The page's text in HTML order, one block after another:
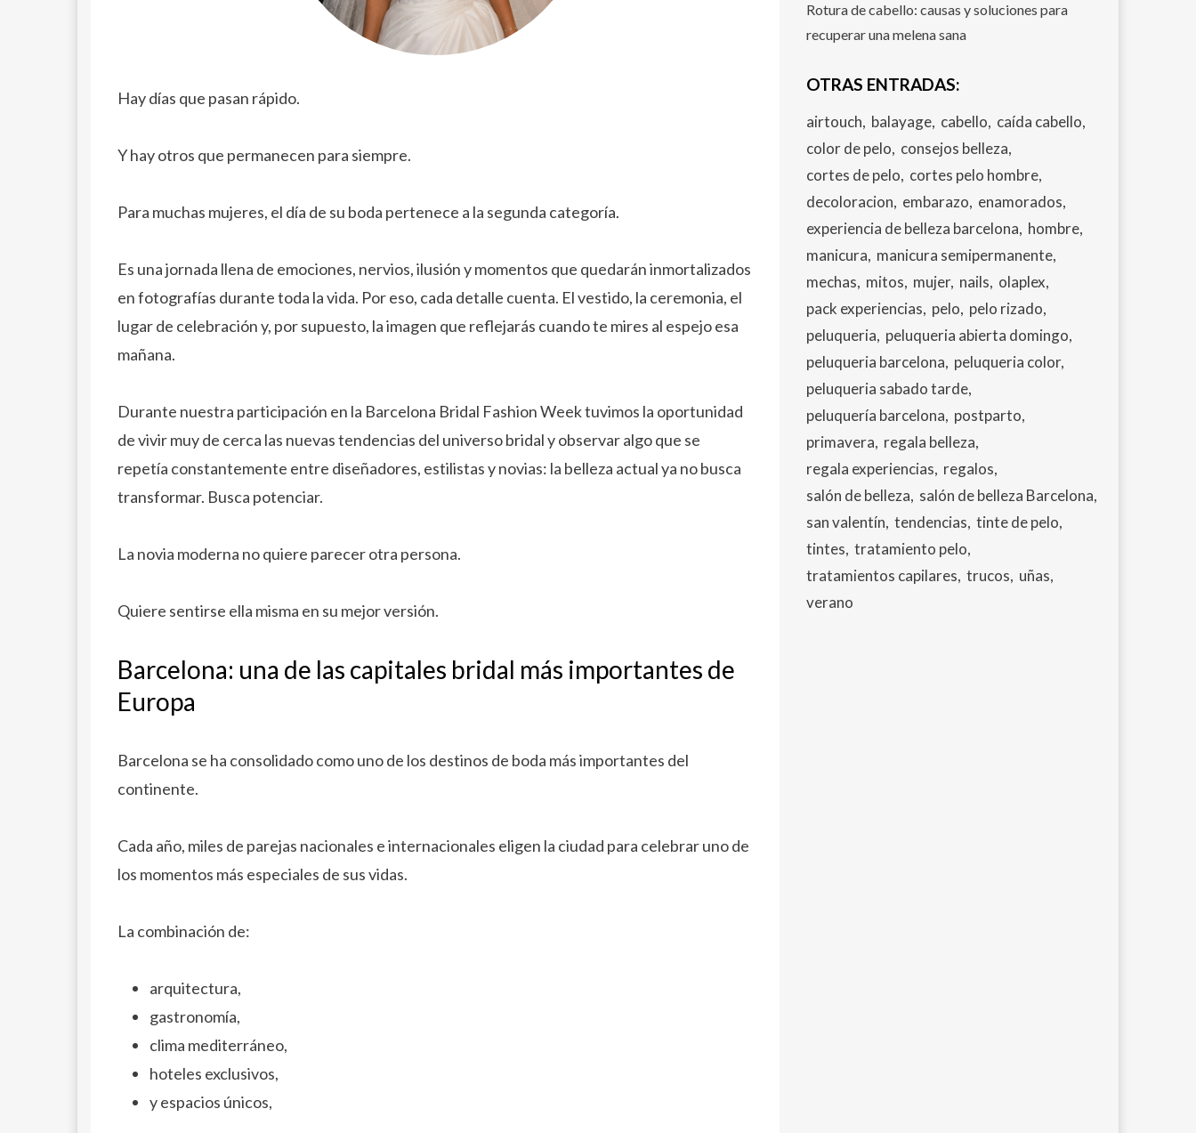
Hay días que pasan rápido.
Y hay otros que permanecen para siempre.
Para muchas mujeres, el día de su boda pertenece a la segunda categoría.
Es una jornada llena de emociones, nervios, ilusión y momentos que quedarán inmortalizados
en fotografías durante toda la vida. Por eso, cada detalle cuenta. El vestido, la ceremonia, el
lugar de celebración y, por supuesto, la imagen que reflejarás cuando te mires al espejo esa
mañana.
Durante nuestra participación en la Barcelona Bridal Fashion Week tuvimos la oportunidad
de vivir muy de cerca las nuevas tendencias del universo bridal y observar algo que se
repetía constantemente entre diseñadores, estilistas y novias: la belleza actual ya no busca
transformar. Busca potenciar.
La novia moderna no quiere parecer otra persona.
Quiere sentirse ella misma en su mejor versión.
Barcelona: una de las capitales bridal más importantes de
Europa
Barcelona se ha consolidado como uno de los destinos de boda más importantes del
continente.
Cada año, miles de parejas nacionales e internacionales eligen la ciudad para celebrar uno de
los momentos más especiales de sus vidas.
La combinación de:
arquitectura,
gastronomía,
clima mediterráneo,
hoteles exclusivos,
y espacios únicos,
Rotura de cabello: causas y soluciones para
recuperar una melena sana
OTRAS ENTRADAS:
airtouch balayage cabello caída cabello
color de pelo consejos belleza
cortes de pelo cortes pelo hombre
decoloracion embarazo enamorados
experiencia de belleza barcelona hombre
manicura manicura semipermanente
mechas mitos mujer nails olaplex
pack experiencias pelo pelo rizado
peluqueria peluqueria abierta domingo
peluqueria barcelona peluqueria color
peluqueria sabado tarde
peluquería barcelona postparto
primavera regala belleza
regala experiencias regalos
salón de belleza salón de belleza Barcelona
san valentín tendencias tinte de pelo
tintes tratamiento pelo
tratamientos capilares trucos uñas
verano